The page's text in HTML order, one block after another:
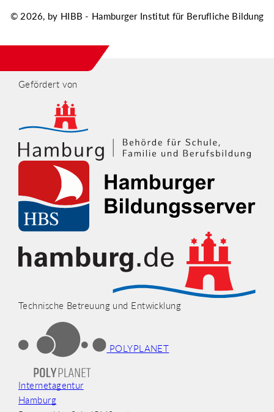
© 2026, by HIBB - Hamburger Institut für Berufliche Bildung
Gefördert von
Technische Betreuung und Entwicklung
POLYPLANET
Internetagentur
Hamburg